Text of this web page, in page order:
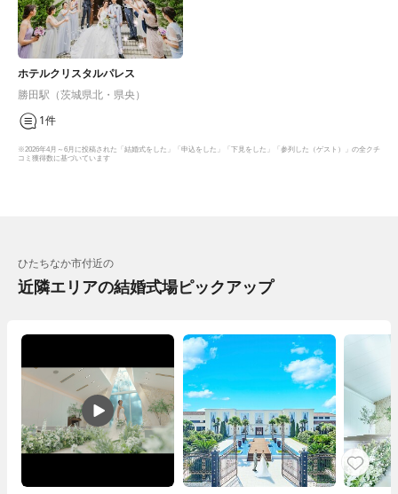
ホテルクリスタルパレス
勝田駅（茨城県北・県央）
1件
※2026年4月～6月に投稿された「結婚式をした」「申込をした」「下見をした」「参列した（ゲスト）」の全クチ
コミ獲得数に基づいています
ひたちなか市付近の
近隣エリアの結婚式場ピックアップ